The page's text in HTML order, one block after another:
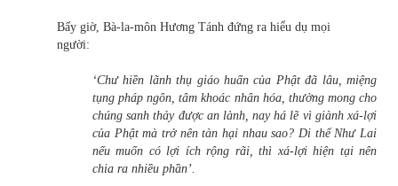
Bấy giờ, Bà-la-môn Hương Tánh đứng ra hiểu dụ mọi
người:
‘Chư hiền lãnh thụ giáo huấn của Phật đã lâu, miệng
tụng pháp ngôn, tâm khoác nhân hóa, thường mong cho
chúng sanh thảy được an lành, nay há lẽ vì giành xá-lợi
của Phật mà trở nên tàn hại nhau sao? Di thể Như Lai
nếu muốn có lợi ích rộng rãi, thì xá-lợi hiện tại nên
chia ra nhiều phần’.